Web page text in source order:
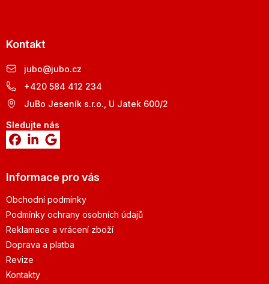
Kontakt
jubo@jubo.cz
+420 584 412 234
JuBo Jeseník s.r.o., U Jatek 600/2
Sledujte nás
Informace pro vás
Obchodní podmínky
Podmínky ochrany osobních údajů
Reklamace a vrácení zboží
Doprava a platba
Revize
Kontakty